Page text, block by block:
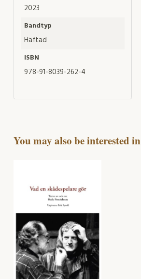
2023
Bandtyp
Häftad
ISBN
978-91-8039-262-4
You may also be interested in